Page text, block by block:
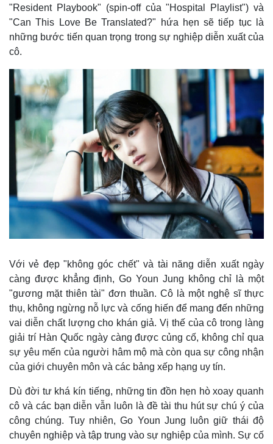
Kinh tế
Bất động sản
Khởi nghiệp
Thị trường
Giá vàng
Tiêu dùng
Tỷ giá
Chứng khoán
Giá cà phê
"Resident Playbook" (spin-off của "Hospital Playlist") và
"Can This Love Be Translated?" hứa hẹn sẽ tiếp tục là
những bước tiến quan trọng trong sự nghiệp diễn xuất của
cô.
Với vẻ đẹp "không góc chết" và tài năng diễn xuất ngày
càng được khẳng định, Go Youn Jung không chỉ là một
"gương mặt thiên tài" đơn thuần. Cô là một nghệ sĩ thực
thụ, không ngừng nỗ lực và cống hiến để mang đến những
vai diễn chất lượng cho khán giả. Vị thế của cô trong làng
giải trí Hàn Quốc ngày càng được củng cố, không chỉ qua
sự yêu mến của người hâm mộ mà còn qua sự công nhận
của giới chuyên môn và các bảng xếp hạng uy tín.
Dù đời tư khá kín tiếng, những tin đồn hẹn hò xoay quanh
cô và các bạn diễn vẫn luôn là đề tài thu hút sự chú ý của
công chúng. Tuy nhiên, Go Youn Jung luôn giữ thái độ
chuyên nghiệp và tập trung vào sự nghiệp của mình. Sự cố